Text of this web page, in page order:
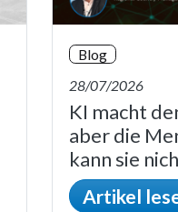
Blog
28/07/2026
KI macht
aber die
kann sie
Artikel